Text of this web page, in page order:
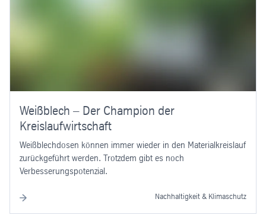
Weißblech – Der Champion der
Kreislaufwirtschaft
Weißblechdosen können immer wieder in den Materialkreislauf
zurückgeführt werden. Trotzdem gibt es noch
Verbesserungspotenzial.
Nachhaltigkeit & Klimaschutz